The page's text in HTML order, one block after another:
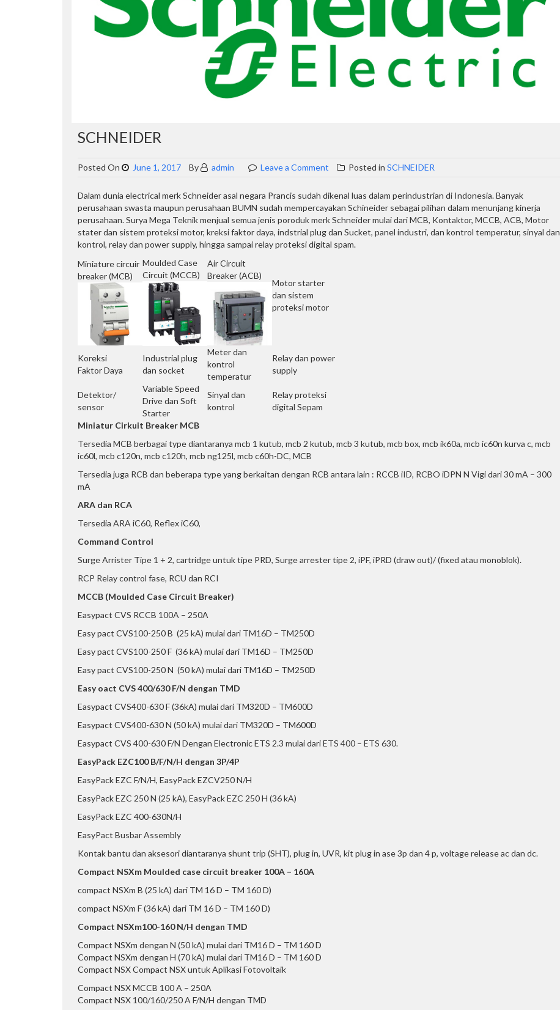
SCHNEIDER
Posted On June 1, 2017 By admin Leave a Comment on
Posted in SCHNEIDER
Dalam dunia electrical merk Schneider asal negara Prancis sudah dikenal luas dalam perindustrian di Indonesia. Banyak
perusahaan swasta maupun perusahaan BUMN sudah mempercayakan Schineider sebagai pilihan dalam menunjang kinerja
perusahaan. Surya Mega Teknik menjual semua jenis poroduk merk Schneider mulai dari MCB, Kontaktor, MCCB, ACB, Motor
stater dan sistem proteksi motor, kreksi faktor daya, indstrial plug dan Sucket, panel industri, dan kontrol temperatur, sinyal dan
kontrol, relay dan power supply, hingga sampai relay proteksi digital spam.
Miniature circuir
breaker (MCB)
Moulded Case
Circuit (MCCB)
Air Circuit
Breaker (ACB)
Motor starter
dan sistem
proteksi motor
Koreksi
Faktor Daya
Industrial plug
dan socket
Meter dan
kontrol
temperatur
Relay dan power
supply
Detektor/
sensor
Variable Speed
Drive dan Soft
Starter
Sinyal dan
kontrol
Relay proteksi
digital Sepam
Miniatur Cirkuit Breaker MCB
Tersedia MCB berbagai type diantaranya mcb 1 kutub, mcb 2 kutub, mcb 3 kutub, mcb box, mcb ik60a, mcb ic60n kurva c, mcb
ic60l, mcb c120n, mcb c120h, mcb ng125l, mcb c60h-DC, MCB
Tersedia juga RCB dan beberapa type yang berkaitan dengan RCB antara lain : RCCB iID, RCBO iDPN N Vigi dari 30 mA – 300
mA
ARA dan RCA
Tersedia ARA iC60, Reflex iC60,
Command Control
Surge Arrister Tipe 1 + 2, cartridge untuk tipe PRD, Surge arrester tipe 2, iPF, iPRD (draw out)/ (fixed atau monoblok).
RCP Relay control fase, RCU dan RCI
MCCB (Moulded Case Circuit Breaker)
Easypact CVS RCCB 100A – 250A
Easy pact CVS100-250 B (25 kA) mulai dari TM16D – TM250D
Easy pact CVS100-250 F (36 kA) mulai dari TM16D – TM250D
Easy pact CVS100-250 N (50 kA) mulai dari TM16D – TM250D
Easy oact CVS 400/630 F/N dengan TMD
Easypact CVS400-630 F (36kA) mulai dari TM320D – TM600D
Easypact CVS400-630 N (50 kA) mulai dari TM320D – TM600D
Easypact CVS 400-630 F/N Dengan Electronic ETS 2.3 mulai dari ETS 400 – ETS 630.
EasyPack EZC100 B/F/N/H dengan 3P/4P
EasyPack EZC F/N/H, EasyPack EZCV250 N/H
EasyPack EZC 250 N (25 kA), EasyPack EZC 250 H (36 kA)
EasyPack EZC 400-630N/H
EasyPact Busbar Assembly
Kontak bantu dan aksesori diantaranya shunt trip (SHT), plug in, UVR, kit plug in ase 3p dan 4 p, voltage release ac dan dc.
Compact NSXm Moulded case circuit breaker 100A – 160A
compact NSXm B (25 kA) dari TM 16 D – TM 160 D)
compact NSXm F (36 kA) dari TM 16 D – TM 160 D)
Compact NSXm100-160 N/H dengan TMD
Compact NSXm dengan N (50 kA) mulai dari TM16 D – TM 160 D
Compact NSXm dengan H (70 kA) mulai dari TM16 D – TM 160 D
Compact NSX Compact NSX untuk Aplikasi Fotovoltaik
Compact NSX MCCB 100 A – 250A
Compact NSX 100/160/250 A F/N/H dengan TMD